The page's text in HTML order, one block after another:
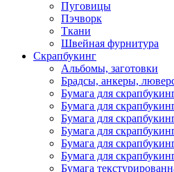
Пуговицы
Пэчворк
Ткани
Швейная фурнитура
Скрапбукинг
Альбомы, заготовки
Брадсы, анкеры,
Бумага для
Бумага для
Бумага для
Бумага для
Бумага для
Бумага для
Бумага